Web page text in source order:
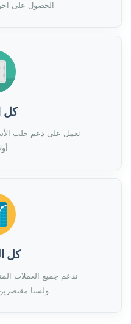
الحصول على اخر
كل
نعمل على دعم جلب
كل
ندعم جميع العملات
ولسنا